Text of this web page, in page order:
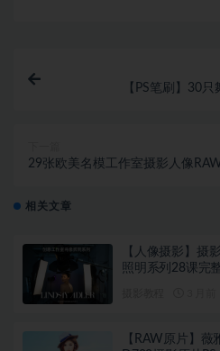
【PS笔刷】30
29张欧美名模工作室摄影人像
相关文章
【人像摄影】摄
照明系列28课完
【RAW原片】